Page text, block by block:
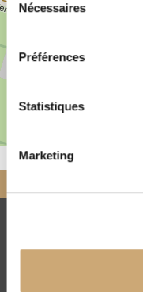
du Nécessaires
Préférences
Statistiques
Marketing